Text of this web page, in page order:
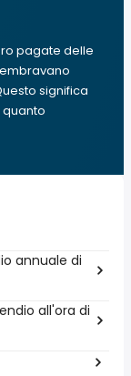
pagate delle
significa
quanto
annuale di
all'ora di